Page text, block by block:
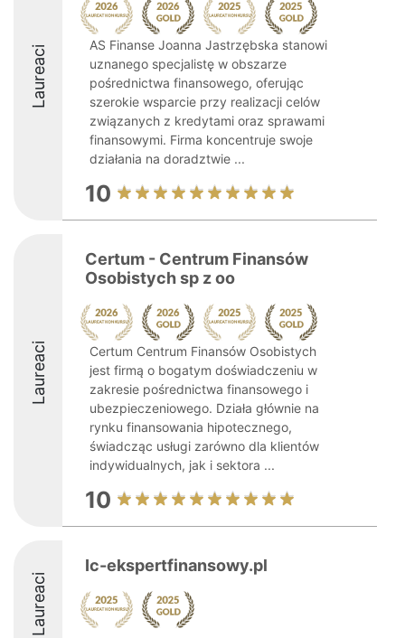
Laureaci
AS Finanse Joanna Jastrzębska stanowi
uznanego specjalistę w obszarze
pośrednictwa finansowego, oferując
szerokie wsparcie przy realizacji celów
związanych z kredytami oraz sprawami
finansowymi. Firma koncentruje swoje
działania na doradztwie ...
10
Laureaci
Certum - Centrum Finansów
Osobistych sp z oo
Certum Centrum Finansów Osobistych
jest firmą o bogatym doświadczeniu w
zakresie pośrednictwa finansowego i
ubezpieczeniowego. Działa głównie na
rynku finansowania hipotecznego,
świadcząc usługi zarówno dla klientów
indywidualnych, jak i sektora ...
10
Laureaci
Ic-ekspertfinansowy.pl